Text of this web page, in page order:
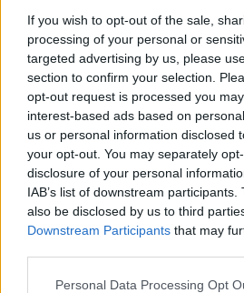
If you wish to opt-out of the sale,
processing of your personal or
targeted advertising by us, please
section to confirm your selection.
opt-out request is processed you
interest-based ads based on
us or personal information disclosed
your opt-out. You may separately
disclosure of your personal
IAB’s list of downstream
also be disclosed by us to third
Downstream Participants that may
Please note that this website/app
Personal Data Processing Opt
Sigue leyendo
FINANZAS